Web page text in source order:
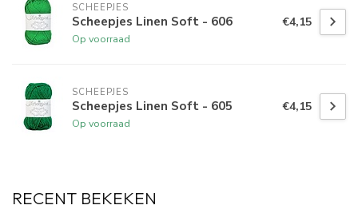
SCHEEPJES
Scheepjes Linen Soft - 606
Op voorraad
€4,15
SCHEEPJES
Scheepjes Linen Soft - 605
Op voorraad
€4,15
RECENT BEKEKEN